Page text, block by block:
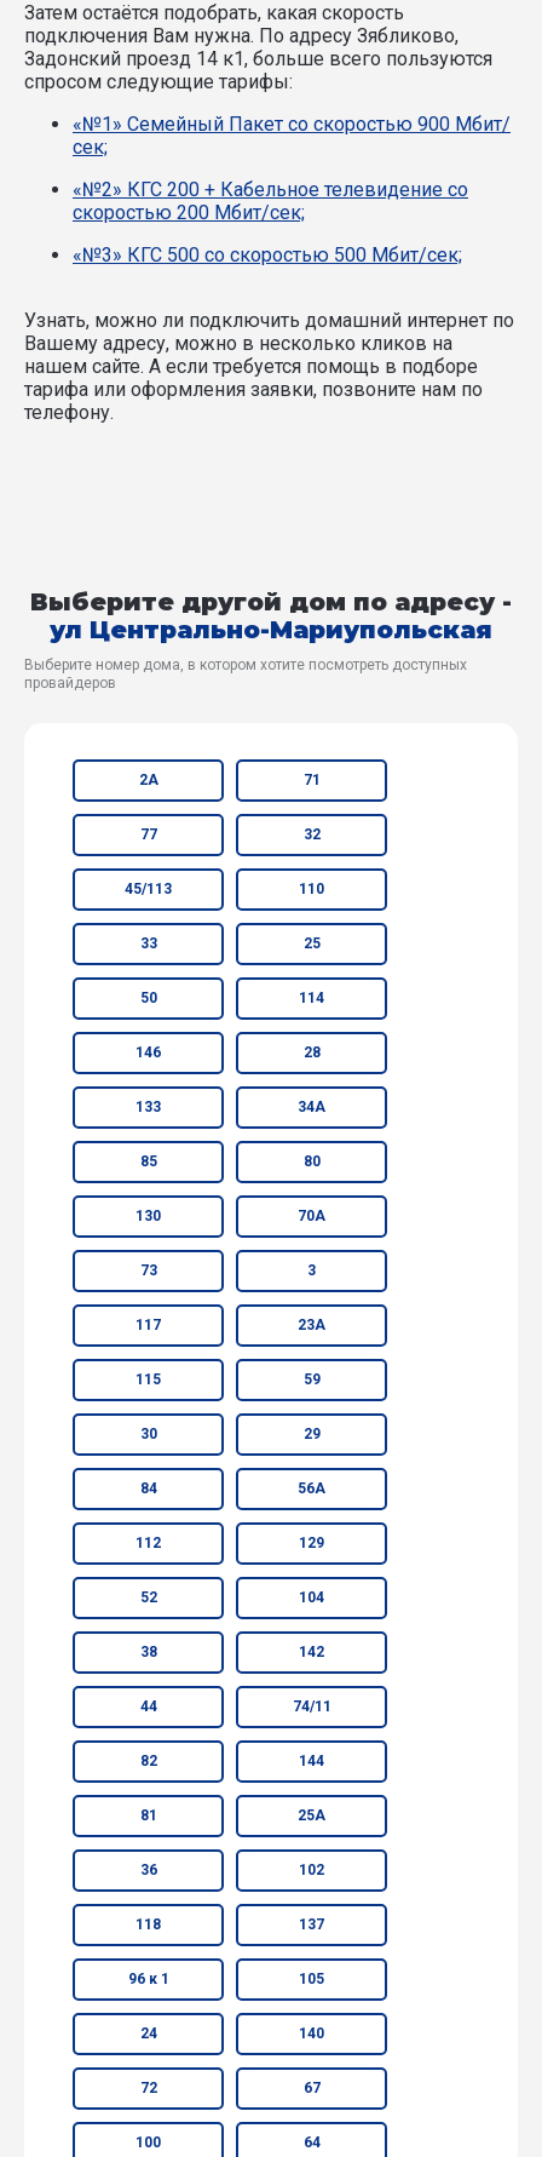
Затем остаётся подобрать, какая скорость
подключения Вам нужна. По адресу Зябликово,
Задонский проезд 14 к1, больше всего пользуются
спросом следующие тарифы:
«№1» Семейный Пакет со скоростью 900 Мбит/
сек;
«№2» КГС 200 + Кабельное телевидение со
скоростью 200 Мбит/сек;
«№3» КГС 500 со скоростью 500 Мбит/сек;
Узнать, можно ли подключить домашний интернет по
Вашему адресу, можно в несколько кликов на
нашем сайте. А если требуется помощь в подборе
тарифа или оформления заявки, позвоните нам по
телефону.
Выберите другой дом по адресу -
ул Центрально-Мариупольская
Выберите номер дома, в котором хотите посмотреть доступных
провайдеров
2А 71
77 32
45/113 110
33 25
50 114
146 28
133 34А
85 80
130 70А
73 3
117 23А
115 59
30 29
84 56А
112 129
52 104
38 142
44 74/11
82 144
81 25А
36 102
118 137
96 к 1 105
24 140
72 67
100 64